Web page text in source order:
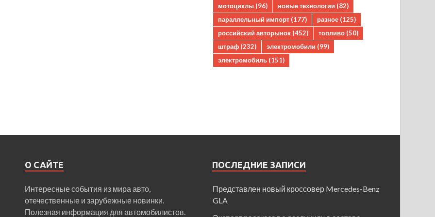
мотоциклы (96) новые технологии (82)
параллельный импорт (177) разное (125)
российский авторынок (452) топливо (50)
штраф (232) электромобили (99)
электромобиль (151)
О САЙТЕ
Интересные события из мира авто,
отечественные и зарубежные новинки.
Полезная информация для автомобилистов.
ПОСЛЕДНИЕ ЗАПИСИ
Представлен новый кроссовер Mercedes-Benz
GLA